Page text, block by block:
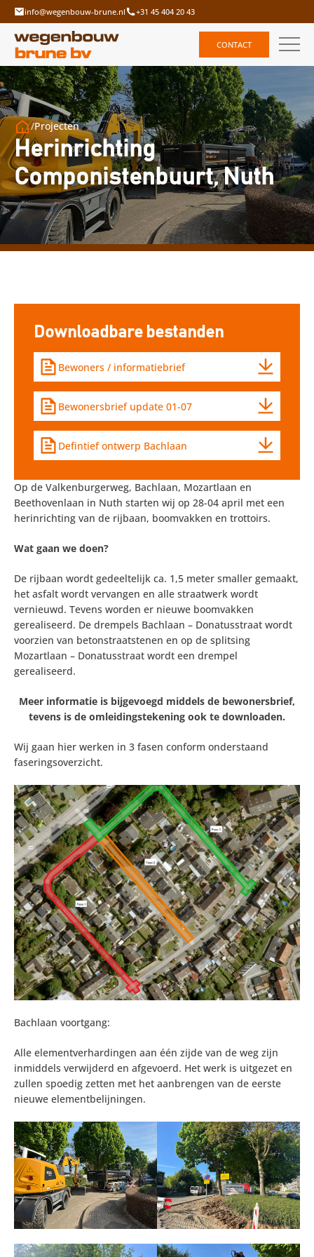
info@wegenbouw-brune.nl +31 45 404 20 43
CONTACT
/Projecten
Herinrichting
Componistenbuurt, Nuth
Op de Valkenburgerweg, Bachlaan, Mozartlaan en
Beethovenlaan in Nuth starten wij op 28-04 april met een
herinrichting van de rijbaan, boomvakken en trottoirs.
Wat gaan we doen?
De rijbaan wordt gedeeltelijk ca. 1,5 meter smaller gemaakt,
het asfalt wordt vervangen en alle straatwerk wordt
vernieuwd. Tevens worden er nieuwe boomvakken
gerealiseerd. De drempels Bachlaan – Donatusstraat wordt
voorzien van betonstraatstenen en op de splitsing
Mozartlaan – Donatusstraat wordt een drempel
gerealiseerd.
Meer informatie is bijgevoegd middels de bewonersbrief,
tevens is de omleidingstekening ook te downloaden.
Wij gaan hier werken in 3 fasen conform onderstaand
faseringsoverzicht.
Bachlaan voortgang:
Alle elementverhardingen aan één zijde van de weg zijn
inmiddels verwijderd en afgevoerd. Het werk is uitgezet en
zullen spoedig zetten met het aanbrengen van de eerste
nieuwe elementbelijningen.
Downloadbare bestanden
Bewoners / informatiebrief
Bewonersbrief update 01-07
Defintief ontwerp Bachlaan